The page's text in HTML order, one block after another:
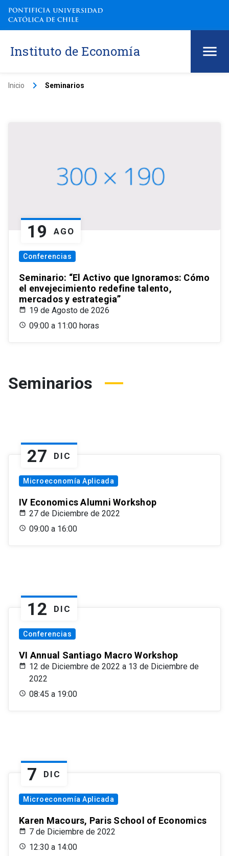
Instituto de Economía
Inicio keyboard_arrow_right Seminarios
19 AGO
Conferencias
Seminario: “El Activo que Ignoramos: Cómo
el envejecimiento redefine talento,
mercados y estrategia”
19 de Agosto de 2026
09:00 a 11:00 horas
Seminarios
27 DIC
Microeconomía Aplicada
IV Economics Alumni Workshop
27 de Diciembre de 2022
09:00 a 16:00
12 DIC
Conferencias
VI Annual Santiago Macro Workshop
12 de Diciembre de 2022 a 13 de Diciembre de
2022
08:45 a 19:00
7 DIC
Microeconomía Aplicada
Karen Macours, Paris School of Economics
7 de Diciembre de 2022
12:30 a 14:00